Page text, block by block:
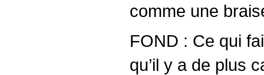
comme une
FOND : Ce qui
qu’il y a de plus